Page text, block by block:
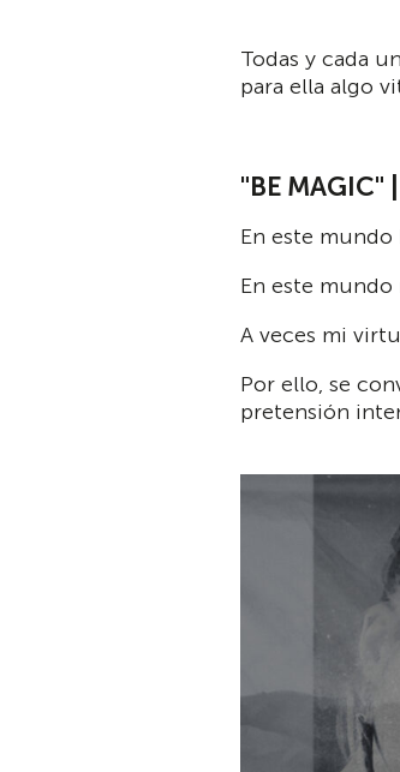
Todas y cada
para ella algo
"BE MAGIC"
En este mundo
En este
A veces mi
Por ello, se
pretensión